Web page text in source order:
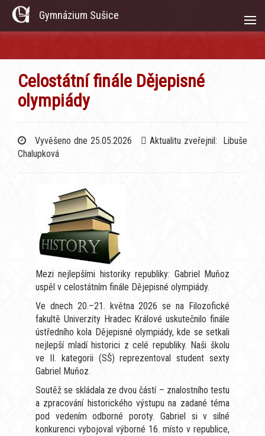
Gymnázium Sušice
Celostátní finále Dějepisné
olympiády
Vyvěšeno dne 25.05.2026
Aktualitu zveřejnil: Libuše
Chalupková
Mezi nejlepšími historiky republiky: Gabriel Muňoz
uspěl v celostátním finále Dějepisné olympiády.
Ve dnech 20.–21. května 2026 se na Filozofické
fakultě Univerzity Hradec Králové uskutečnilo finále
ústředního kola Dějepisné olympiády, kde se setkali
nejlepší mladí historici z celé republiky. Naši školu
ve II. kategorii (SŠ) reprezentoval student sexty
Gabriel Muňoz.
Soutěž se skládala ze dvou částí – znalostního testu
a zpracování historického výstupu na zadané téma
pod vedením odborné poroty. Gabriel si v silné
konkurenci vybojoval výborné 16. místo v republice,